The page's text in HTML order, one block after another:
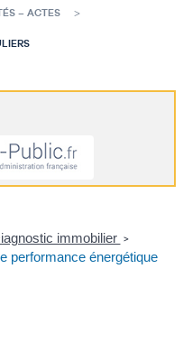
– ACTES
immobilier >
performance énergétique